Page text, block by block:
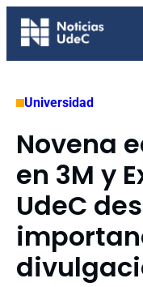
Saltar
Universidad
Novena
en 3M y
UdeC